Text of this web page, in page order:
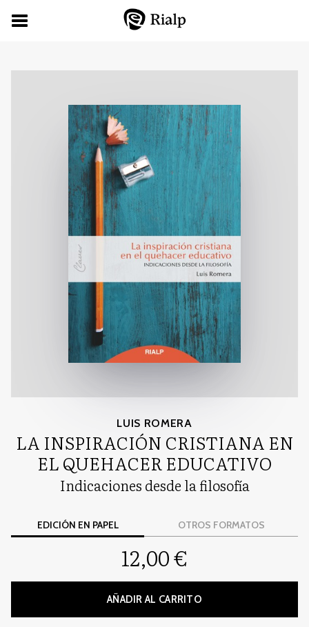
LUIS ROMERA
LA INSPIRACIÓN CRISTIANA EN
EL QUEHACER EDUCATIVO
Indicaciones desde la filosofía
EDICIÓN EN PAPEL OTROS FORMATOS
12,00 €
AÑADIR AL CARRITO